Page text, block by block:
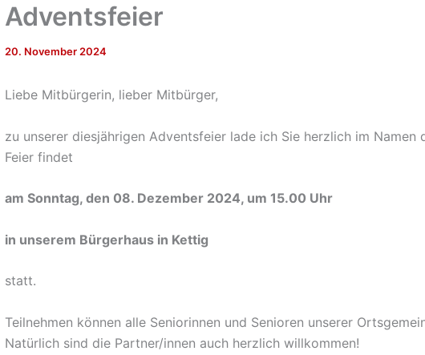
Adventsfeier
20. November 2024
Liebe Mitbürgerin, lieber Mitbürger,
zu unserer diesjährigen Adventsfeier lade ich Sie herzlich im Namen
Feier findet
am Sonntag, den 08. Dezember 2024, um 15.00 Uhr
in unserem Bürgerhaus in Kettig
statt.
Teilnehmen können alle Seniorinnen und Senioren unserer
Natürlich sind die Partner/innen auch herzlich willkommen!